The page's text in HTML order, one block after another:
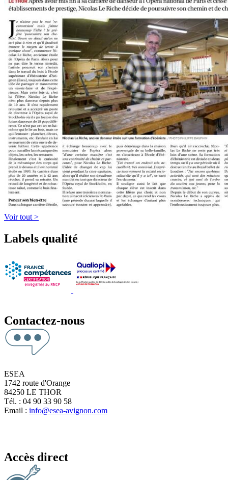
Voir tout >
Labels qualité
Contactez-nous
ESEA
1742 route d'Orange
84250 LE THOR
Tél. : 04 90 33 90 58
Email : info@esea-avignon.com
Accès direct